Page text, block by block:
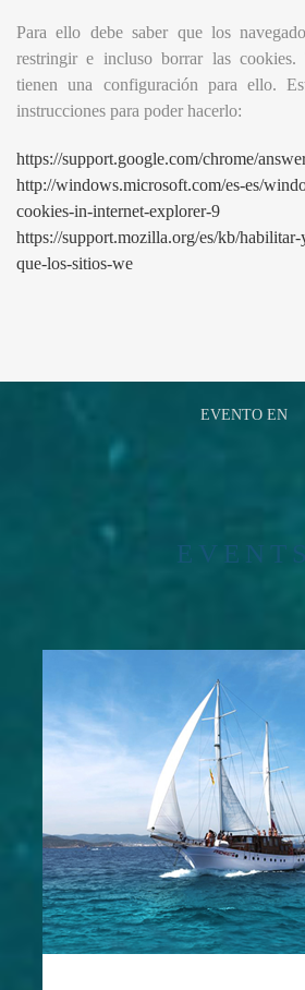
Para ello debe saber que los
restringir e incluso borrar las cookies.
tienen una configuración para ello.
instrucciones para poder hacerlo:
https://support.google.com/chrome/
http://windows.microsoft.com/es-es/
cookies-in-internet-explorer-9
https://support.mozilla.org/es/kb/
que-los-sitios-we
EVENTO EN
EVENTS